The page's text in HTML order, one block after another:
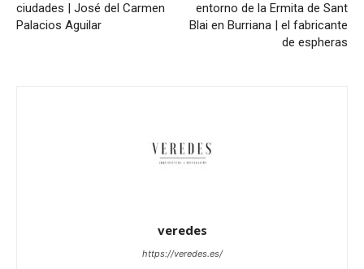
ciudades | José del Carmen
Palacios Aguilar
entorno de la Ermita de Sant
Blai en Burriana | el fabricante
de espheras
veredes
https://veredes.es/